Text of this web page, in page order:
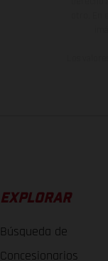
EXPLORAR
Búsqueda de
Concesionarios